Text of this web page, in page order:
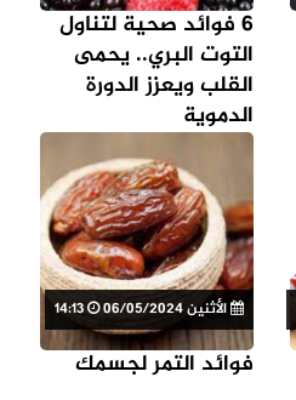
6 فوائد صحية لتناول
التوت البري.. يحمى
القلب ويعزز الدورة
الدموية
الأثنين 06/05/2024
فوائد التمر لجسمك